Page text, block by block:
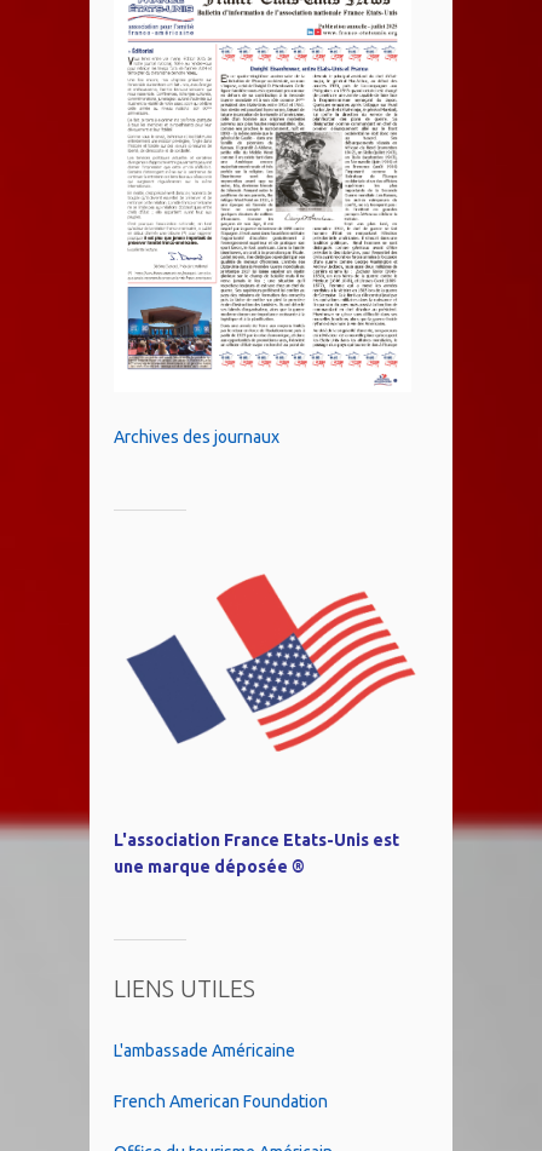
Archives des journaux
L'association France Etats-Unis est
une marque déposée ®
LIENS UTILES
L'ambassade Américaine
French American Foundation